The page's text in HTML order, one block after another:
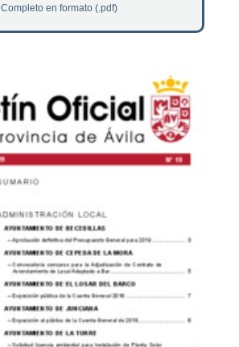
Completo en formato (.pdf)